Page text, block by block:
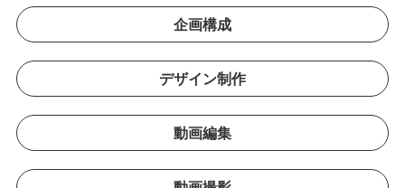
企画構成
デザイン制作
動画編集